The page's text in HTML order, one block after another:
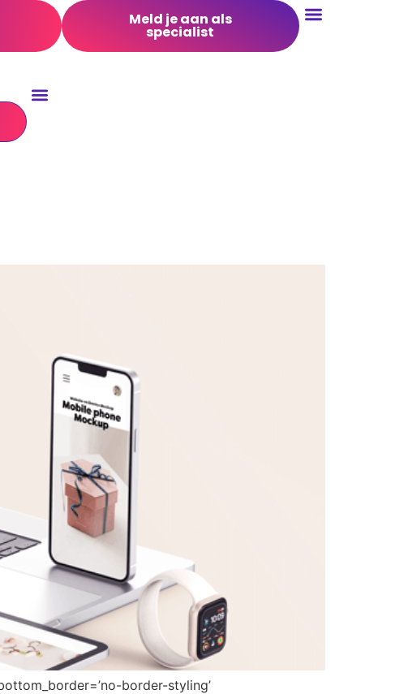
Meld je aan als
specialist
border-styling’